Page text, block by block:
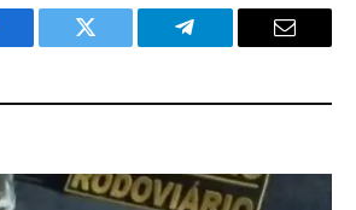
Twitter Telegram Email